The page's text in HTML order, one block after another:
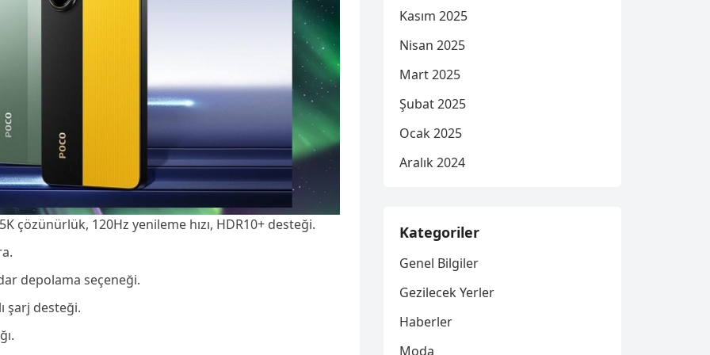
çözünürlük, 120Hz yenileme hızı, HDR10+ desteği.
depolama seçeneği.
şarj desteği.
Kasım 2025
Nisan 2025
Mart 2025
Şubat 2025
Ocak 2025
Aralık 2024
Kategoriler
Genel Bilgiler
Gezilecek Yerler
Haberler
Moda